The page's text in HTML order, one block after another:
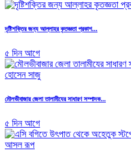
দৃষ্টিশক্তির জন্য আল্লাহর কৃতজ্ঞতা প্রকাশ...
৫ দিন আগে
মৌলভীবাজার জেলা তালামীযের সাধারণ সম্পাদক...
৫ দিন আগে